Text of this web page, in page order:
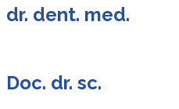
dr. dent. med.
Doc. dr. sc.